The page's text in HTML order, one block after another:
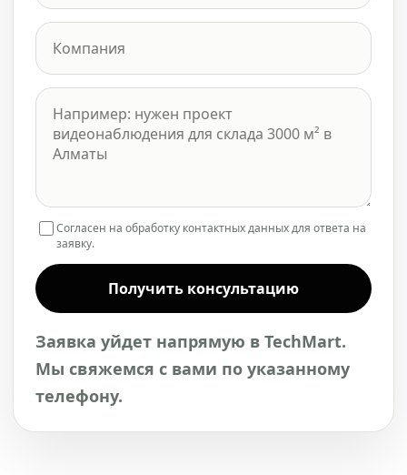
Согласен на обработку контактных данных для ответа на
заявку.
Получить консультацию
Заявка уйдет напрямую в TechMart.
Мы свяжемся с вами по указанному
телефону.